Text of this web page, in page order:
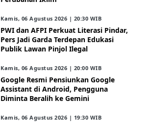
Kamis, 06 Agustus 2026 | 20:30 WIB
PWI dan AFPI Perkuat Literasi Pindar,
Pers Jadi Garda Terdepan Edukasi
Publik Lawan Pinjol Ilegal
Kamis, 06 Agustus 2026 | 20:00 WIB
Google Resmi Pensiunkan Google
Assistant di Android, Pengguna
Diminta Beralih ke Gemini
Kamis, 06 Agustus 2026 | 19:30 WIB